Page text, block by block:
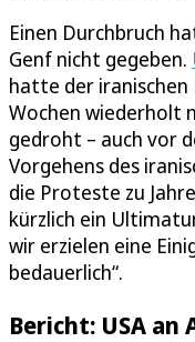
Einen Durchbruch
Genf nicht gegeben.
hatte der iranischen
Wochen wiederholt
gedroht – auch vor
Vorgehens des
die Proteste zu
kürzlich ein
wir erzielen eine
bedauerlich“.
Bericht: USA